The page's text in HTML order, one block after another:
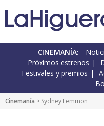
CINEMANÍA:
Próximos estrenos
Festivales y premios
Cinemanía > Sydney Lemmon